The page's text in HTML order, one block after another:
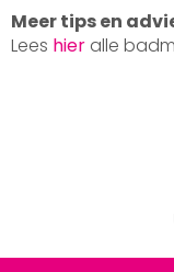
Meer tips en
Lees hier alle